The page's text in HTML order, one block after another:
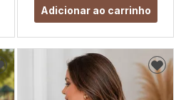
Adicionar ao carrinho